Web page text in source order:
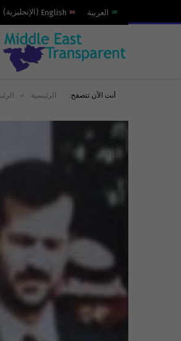
العربية English
( الإنجليزية)
أنت الآن تتصفح: الرئيسية »